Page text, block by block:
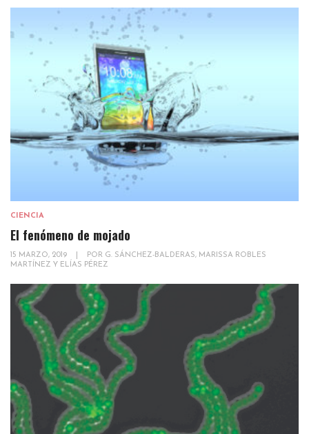
CIENCIA
El fenómeno de mojado
15 MARZO, 2019 POR G. SÁNCHEZ-BALDERAS, MARISSA ROBLES
MARTÍNEZ Y ELÍAS PÉREZ